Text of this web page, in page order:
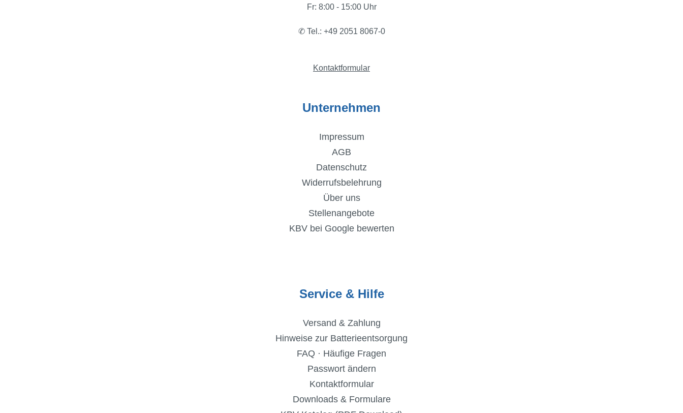
Fr: 8:00 - 15:00 Uhr
✆ Tel.: +49 2051 8067-0
Kontaktformular
Unternehmen
Impressum
AGB
Datenschutz
Widerrufsbelehrung
Über uns
Stellenangebote
KBV bei Google bewerten
Service & Hilfe
Versand & Zahlung
Hinweise zur Batterieentsorgung
FAQ · Häufige Fragen
Passwort ändern
Kontaktformular
Downloads & Formulare